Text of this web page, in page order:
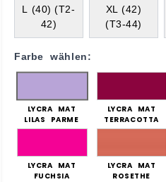
L (40) (T2-
42)
XL (42)
(T3-44)
Farbe wählen:
LYCRA MAT
LILAS PARME
LYCRA MAT
TERRACOTTA
LYCRA MAT
FUCHSIA
LYCRA MAT
ROSETHE